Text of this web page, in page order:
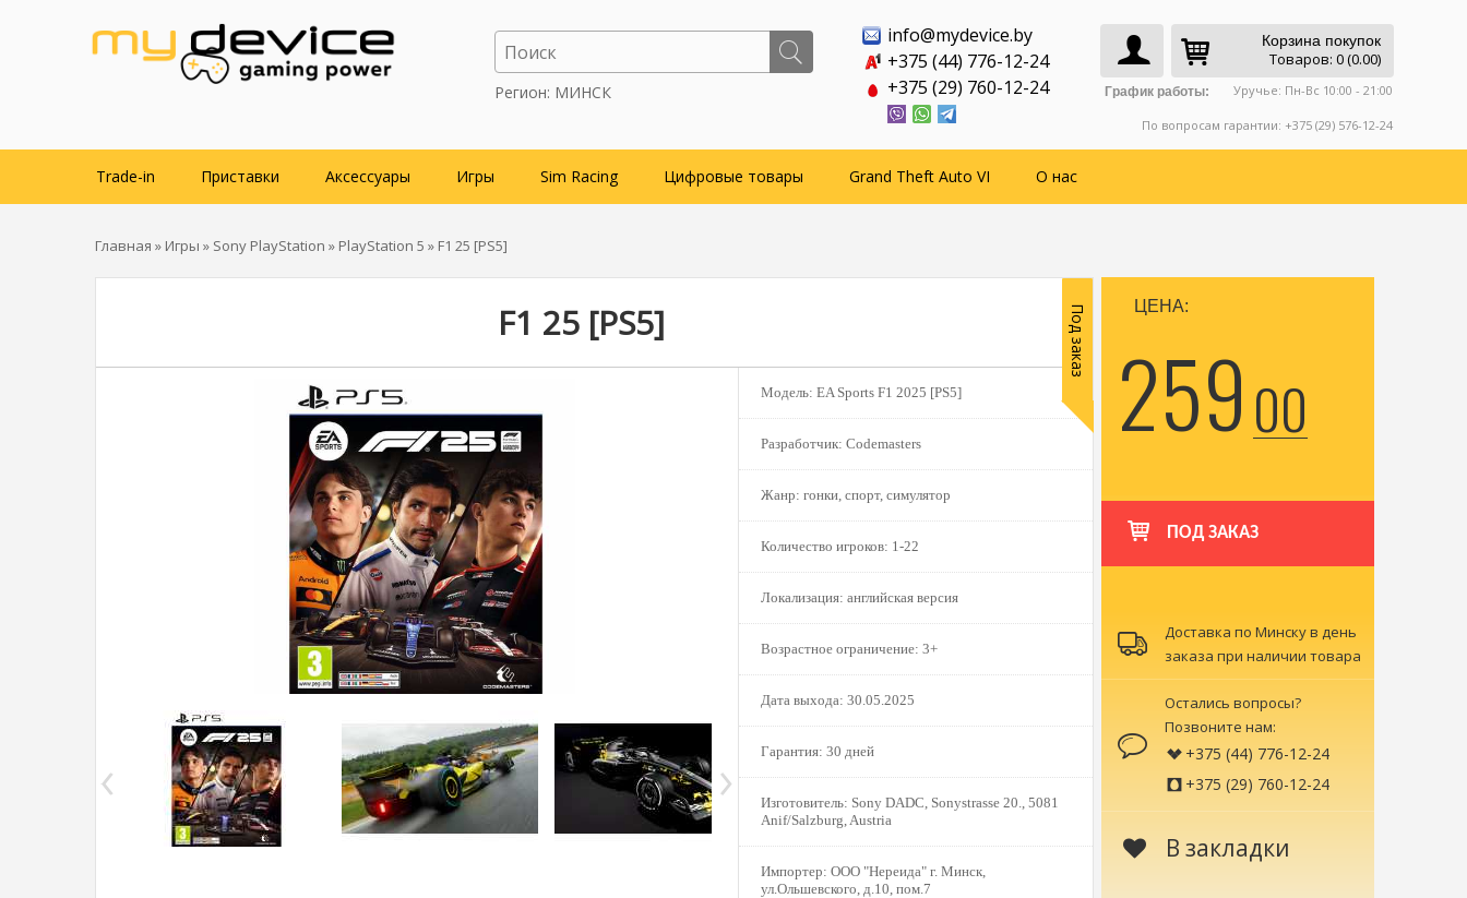
Регион: МИНСК
Корзина покупок
Товаров: 0 (0.00)
График работы: Уручье: Пн-Вс 10:00 - 21:00
По вопросам гарантии: +375 (29) 576-12-24
info@mydevice.by
+375 (44) 776-12-24
+375 (29) 760-12-24
Trade-in Приставки Аксессуары Игры Sim Racing Цифровые товары Grand Theft Auto VI О нас
Главная » Игры » Sony PlayStation » PlayStation 5 » F1 25 [PS5]
F1 25 [PS5]
Модель: EA Sports F1 2025 [PS5]
Разработчик: Codemasters
Жанр: гонки, спорт, симулятор
Количество игроков: 1-22
Локализация: английская версия
Возрастное ограничение: 3+
Дата выхода: 30.05.2025
Гарантия: 30 дней
Изготовитель: Sony DADC, Sonystrasse 20., 5081
Anif/Salzburg, Austria
Импортер: ООО "Нереида" г. Минск,
ул.Ольшевского, д.10, пом.7
Под заказ ЦЕНА:
25900
ПОД ЗАКАЗ
Доставка по Минску в день
заказа при наличии товара
Остались вопросы?
Позвоните нам:
+375 (44) 776-12-24
+375 (29) 760-12-24
В закладки